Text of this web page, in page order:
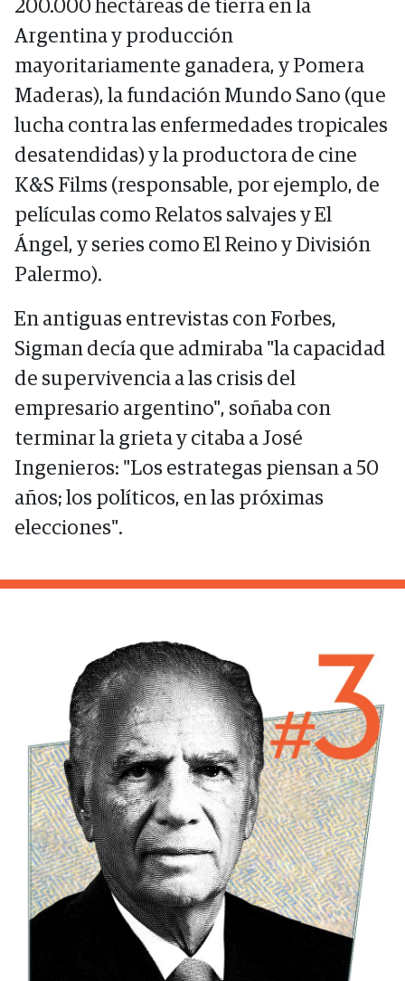
200.000 hectáreas de tierra en la
Argentina y producción
mayoritariamente ganadera, y Pomera
Maderas), la fundación Mundo Sano (que
lucha contra las enfermedades tropicales
desatendidas) y la productora de cine
K&S Films (responsable, por ejemplo, de
películas como Relatos salvajes y El
Ángel, y series como El Reino y División
Palermo).
En antiguas entrevistas con Forbes,
Sigman decía que admiraba "la capacidad
de supervivencia a las crisis del
empresario argentino", soñaba con
terminar la grieta y citaba a José
Ingenieros: "Los estrategas piensan a 50
años; los políticos, en las próximas
elecciones".